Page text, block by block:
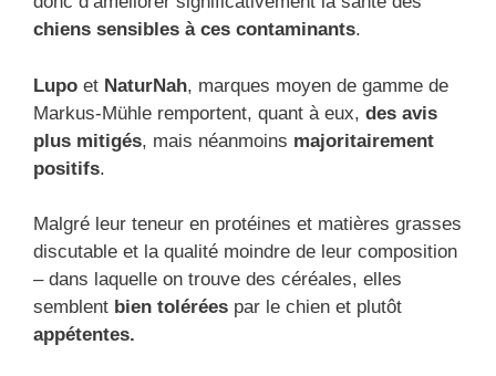
chiens sensibles à ces contaminants.
Lupo et NaturNah, marques moyen de gamme de
Markus-Mühle remportent, quant à eux, des avis
plus mitigés, mais néanmoins majoritairement
positifs.
Malgré leur teneur en protéines et matières grasses
discutable et la qualité moindre de leur composition
– dans laquelle on trouve des céréales, elles
semblent bien tolérées par le chien et plutôt
appétentes.